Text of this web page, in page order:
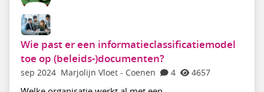
Wie past er een informatieclassificatiemodel
toe op (beleids-)documenten?
sep 2024 Marjolijn Vloet - Coenen 4 4657